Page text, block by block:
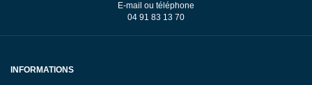
E-mail ou téléphone
04 91 83 13 70
INFORMATIONS